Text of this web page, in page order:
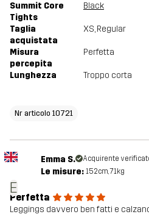
Summit Core
Tights
Black
Taglia
acquistata
XS, Regular
Misura
percepita
Perfetta
Lunghezza Troppo corta
Nr articolo 10721
E
Emma S. Acquirente
Le misure: 152cm, 71kg
Perfetta
Leggings davvero ben fatti e